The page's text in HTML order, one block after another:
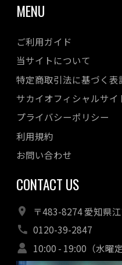
MENU
ご利用ガイド
当サイトについて
特定商取引法に基づく表
サカイオフィシャルサイ
プライバシーポリシー
利用規約
お問い合わせ
CONTACT US
〒483-8274 愛知県
0120-39-2847
10:00 - 19:00（水曜定